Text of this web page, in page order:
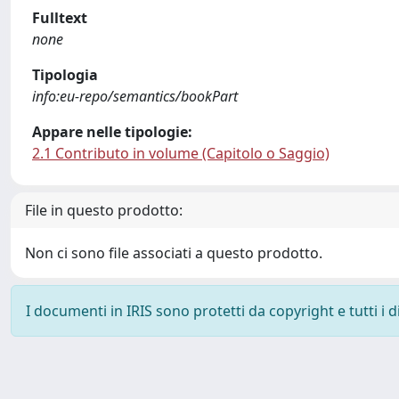
Fulltext
none
Tipologia
info:eu-repo/semantics/bookPart
Appare nelle tipologie:
2.1 Contributo in volume (Capitolo o Saggio)
File in questo prodotto:
Non ci sono file associati a questo prodotto.
I documenti in IRIS sono protetti da copyright e tutti i